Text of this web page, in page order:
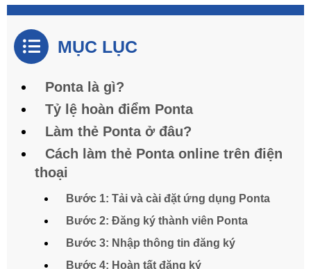
MỤC LỤC
Ponta là gì?
Tỷ lệ hoàn điểm Ponta
Làm thẻ Ponta ở đâu?
Cách làm thẻ Ponta online trên điện
thoại
Bước 1: Tải và cài đặt ứng dụng Ponta
Bước 2: Đăng ký thành viên Ponta
Bước 3: Nhập thông tin đăng ký
Bước 4: Hoàn tất đăng ký